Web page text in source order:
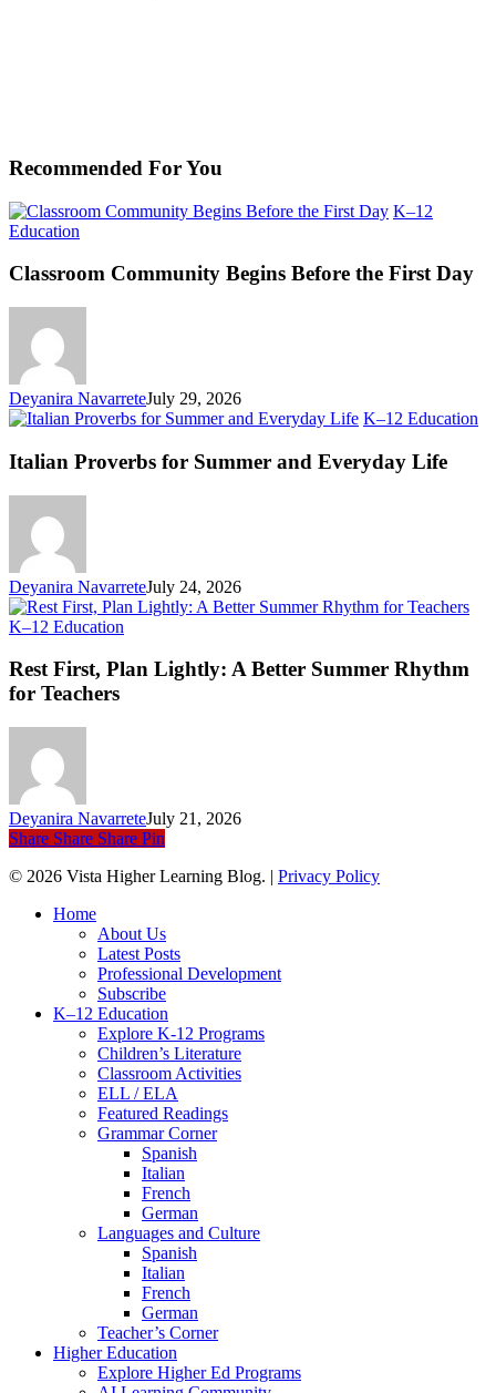
Recommended For You
K–12
Education
Begins
the
Classroom Community Begins Before the First Day
Deyanira NavarreteJuly 29, 2026
K–12 Education
Italian Proverbs for Summer and Everyday Life
Deyanira NavarreteJuly 24, 2026
K–12 Education
Plan
Lightly:
Rest First, Plan Lightly: A Better Summer Rhythm
for Teachers
Deyanira NavarreteJuly 21, 2026
Share Share Share Pin
© 2026 Vista Higher Learning Blog. | Privacy Policy
Close
Home
About Us
Latest Posts
Professional Development
Subscribe
K–12 Education
Explore K-12 Programs
Children’s Literature
Classroom Activities
ELL / ELA
Featured Readings
Grammar Corner
Spanish
Italian
French
German
Languages and Culture
Spanish
Italian
French
German
Teacher’s Corner
Higher Education
Explore Higher Ed Programs